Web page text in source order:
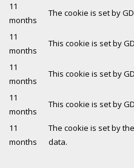
11
months
The cookie is set by
11
months
This cookie is set by
11
months
This cookie is set by
11
months
This cookie is set by
11
months
The cookie is set by
data.